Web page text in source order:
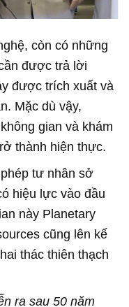
còn có những
được trả lời
được trích xuất và
Mặc dù vậy,
gian và khám
thành hiện thực.
tư nhân sở
hiệu lực vào đầu
này Planetary
cũng lên kế
thác thiên thạch
ra sau 50 năm